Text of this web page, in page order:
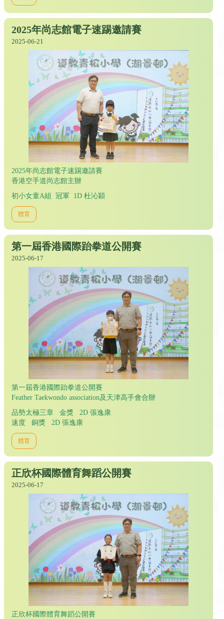
2025年尚志館電子速踢邀請賽
2025-06-21
2025年尚志館電子速踢邀請賽
香港空手道尚志館主辦
初小女童A組 冠軍 1D 杜沁穎
體育
第一屆香港國際跆拳道公開賽
2025-06-17
第一屆香港國際跆拳道公開賽
Feather Taekwondo association及天津高手會合辦
品勢太極三章 金獎 2D 張逸康
速度 銅獎 2D 張逸康
體育
正欣杯國際體育舞蹈公開賽
2025-06-17
正欣杯國際體育舞蹈公開賽